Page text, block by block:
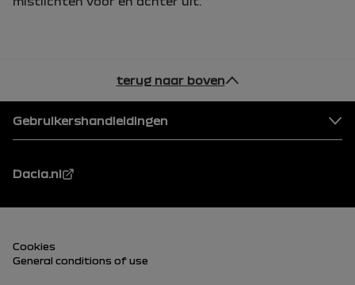
terug naar boven
Voettekst
Gebruikershandleidingen
Dacia.nl
Voettekst (onder)
Cookies
General conditions of use